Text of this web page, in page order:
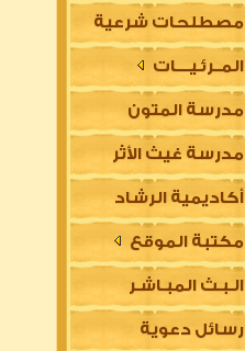
مصطلحات شرعية
المــرئـيــــات
مدرسة المتون
العلمية
مدرسة غيث الأثر
السلفية
أكاديمية الرشاد
العلمية للتأسيس
في مقدمات العلوم
الشرعية (للتعليم
مكتبة الموقع
الـبـث المبـاشـر
رسائل دعوية